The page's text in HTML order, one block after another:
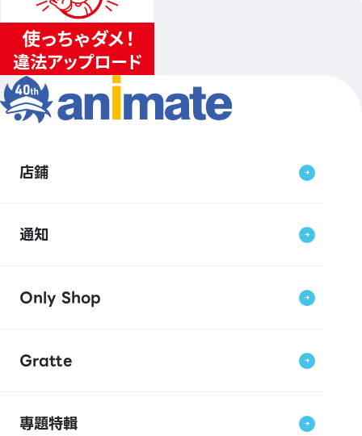
店鋪
通知
Only Shop
Gratte
專題特輯